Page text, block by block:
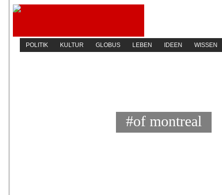
POLITIK KULTUR GLOBUS LEBEN IDEEN WISSEN
#of montreal